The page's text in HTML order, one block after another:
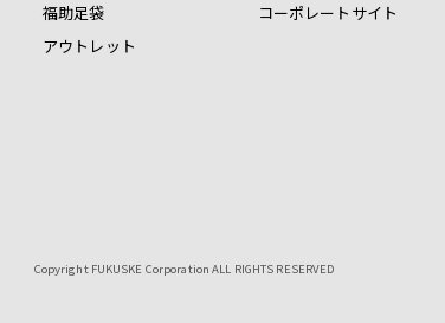
福助足袋
アウトレット
コーポレートサイト
Copyright FUKUSKE Corporation ALL RIGHTS RESERVED